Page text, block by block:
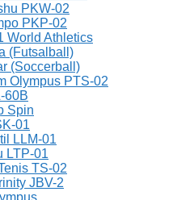
PKW-02
PKP-02
World Athletics
(Futsalball)
(Soccerball)
Olympus PTS-02
60B
Spin
01
LLM-01
LTP-01
TS-02
JBV-2